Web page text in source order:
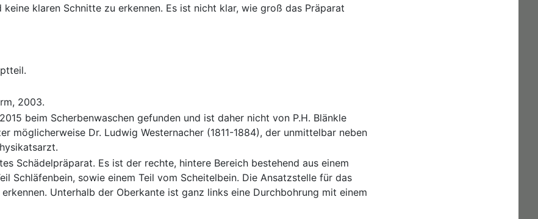
klaren Schnitte zu erkennen. Es ist nicht klar, wie groß das Präparat
2003.
beim Scherbenwaschen gefunden und ist daher nicht von P.H. Blänkle
möglicherweise Dr. Ludwig Westernacher (1811-1884), der unmittelbar neben
Schädelpräparat. Es ist der rechte, hintere Bereich bestehend aus einem
Schläfenbein, sowie einem Teil vom Scheitelbein. Die Ansatzstelle für das
Unterhalb der Oberkante ist ganz links eine Durchbohrung mit einem